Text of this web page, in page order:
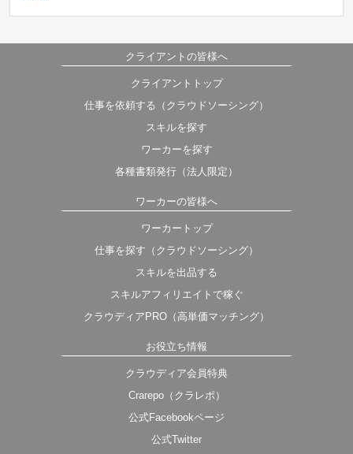
クライアントの皆様へ
クライアントトップ
仕事を依頼する（クラウドソーシング）
スキルを探す
ワーカーを探す
各種書類発行（法人限定）
ワーカーの皆様へ
ワーカートップ
仕事を探す（クラウドソーシング）
スキルを出品する
スキルアフィリエイトで稼ぐ
クラウディアPRO（高単価マッチング）
お役立ち情報
クラウディア会員特典
Crarepo（クラレポ）
公式Facebookページ
公式Twitter